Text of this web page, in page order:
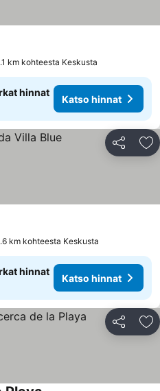
km kohteesta Keskusta
hinnat
Katso hinnat
Jaa
km kohteesta Keskusta
hinnat
Katso hinnat
Jaa